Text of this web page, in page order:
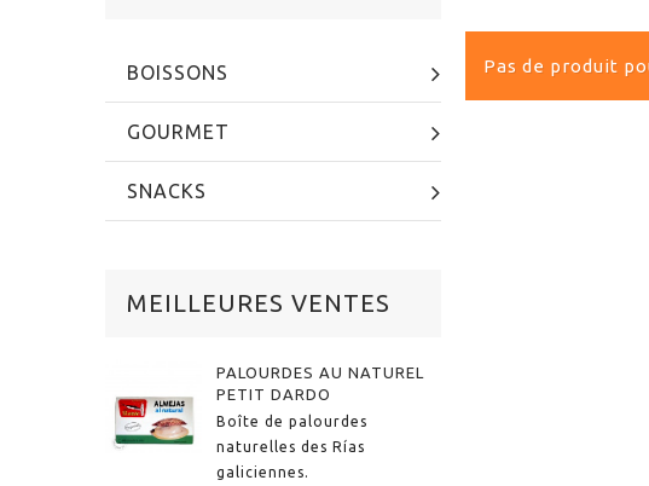
BOISSONS
GOURMET
SNACKS
MEILLEURES VENTES
PALOURDES AU NATUREL
PETIT DARDO
Boîte de palourdes
naturelles des Rías
galiciennes.
Pas de produit